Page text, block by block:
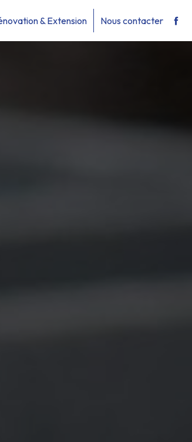
& Extension Nous contacter